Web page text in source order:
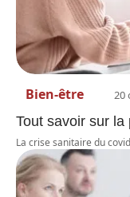
Bien-être 20
Tout savoir sur la
La crise sanitaire du